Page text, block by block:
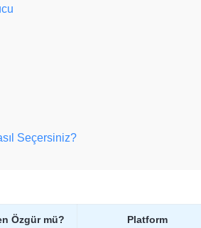
Seçersiniz?
Özgür mü? Platform